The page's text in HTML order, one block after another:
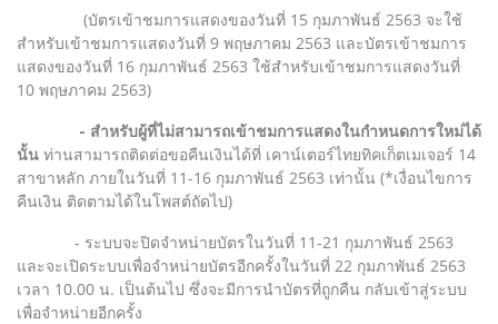
(บัตรเข้าชมการแสดงของวันที่ 15 กุมภาพันธ์ 2563 จะใช้
สำหรับเข้าชมการแสดงวันที่ 9 พฤษภาคม 2563 และบัตรเข้าชมการ
แสดงของวันที่ 16 กุมภาพันธ์ 2563 ใช้สำหรับเข้าชมการแสดงวันที่
10 พฤษภาคม 2563)
- สำหรับผู้ที่ไม่สามารถเข้าชมการแสดงในกำหนดการใหม่ได้
นั้น ท่านสามารถติดต่อขอคืนเงินได้ที่ เคาน์เตอร์ไทยทิคเก็ตเมเจอร์ 14
สาขาหลัก ภายในวันที่ 11-16 กุมภาพันธ์ 2563 เท่านั้น (*เงื่อนไขการ
คืนเงิน ติดตามได้ในโพสต์ถัดไป)
- ระบบจะปิดจำหน่ายบัตรในวันที่ 11-21 กุมภาพันธ์ 2563
และจะเปิดระบบเพื่อจำหน่ายบัตรอีกครั้งในวันที่ 22 กุมภาพันธ์ 2563
เวลา 10.00 น. เป็นต้นไป ซึ่งจะมีการนำบัตรที่ถูกคืน กลับเข้าสู่ระบบ
เพื่อจำหน่ายอีกครั้ง